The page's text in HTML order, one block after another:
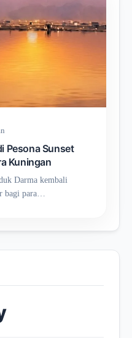
Pesona Sunset
Kuningan
Darma kembali
bagi para…